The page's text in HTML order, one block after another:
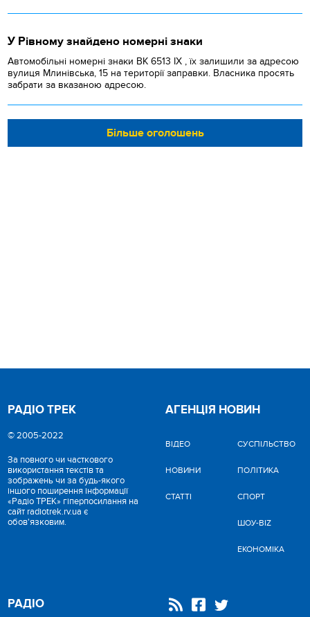
У Рівному знайдено номерні знаки
Автомобільні номерні знаки BK 6513 IX , їх залишили за адресою
вулиця Млинівська, 15 на території заправки. Власника просять
забрати за вказаною адресою.
Більше оголошень
РАДІО ТРЕК
© 2005-2022
За повного чи часткового
використання текстів та
зображень чи за будь-якого
іншого поширення інформації
«Радіо ТРЕК» гіперпосилання на
сайт radiotrek.rv.ua є
обов'язковим.
АГЕНЦІЯ НОВИН
ВІДЕО
НОВИНИ
СТАТТІ
CУСПІЛЬСТВО
ПОЛІТИКА
СПОРТ
ШОУ-BIZ
ЕКОНОМІКА
РАДІО